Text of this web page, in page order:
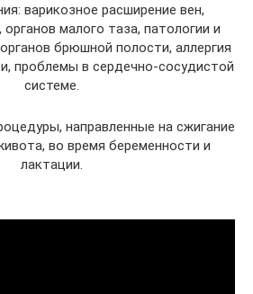
варикозное расширение вен,
малого таза, патологии и
брюшной полости, аллергия
проблемы в сердечно-сосудистой
системе.
направленные на сжигание
во время беременности и
лактации.